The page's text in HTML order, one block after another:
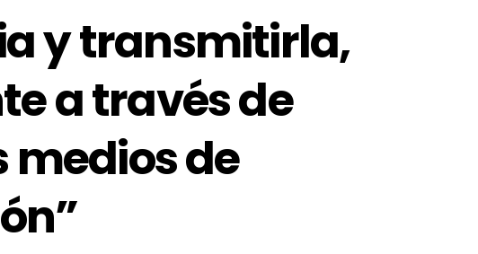
y transmitirla,
a través de
medios de